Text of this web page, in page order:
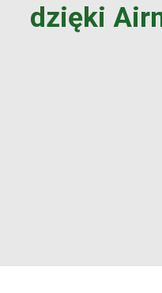
dzięki